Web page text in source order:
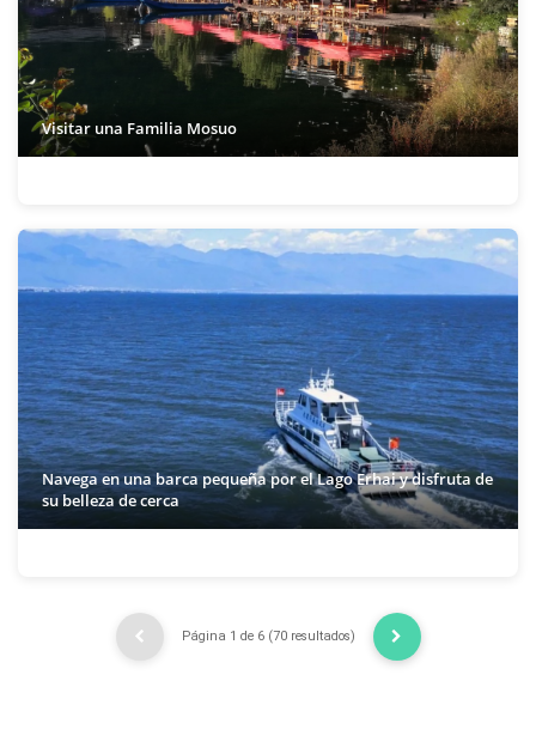
Visitar una Familia Mosuo
Navega en una barca pequeña por el Lago Erhai y disfruta de
su belleza de cerca
Página 1 de 6 (70 resultados)